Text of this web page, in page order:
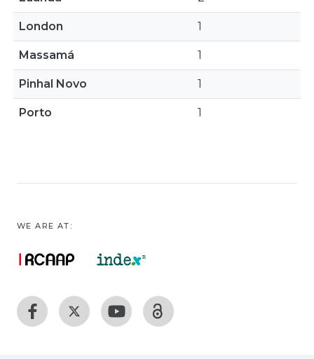
London 1
Massamá 1
Pinhal Novo 1
Porto 1
WE ARE AT: